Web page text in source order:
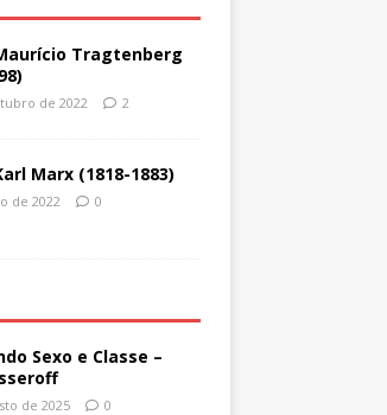
Tragtenberg
de 2022 2
Marx (1818-1883)
de 2022 0
Sexo e Classe –
de 2025 0